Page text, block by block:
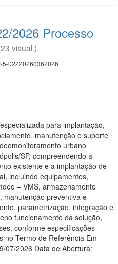
2026 Processo
visual.)
5-02220260362026
para implantação,
manutenção e suporte
urbano
SP, compreendendo a
existente e a implantação de
incluindo equipamentos,
– VMS, armazenamento
manutenção preventiva e
parametrização, integração e
funcionamento da solução,
conforme especificações
no Termo de Referência Em
07/2026 Data de Abertura: